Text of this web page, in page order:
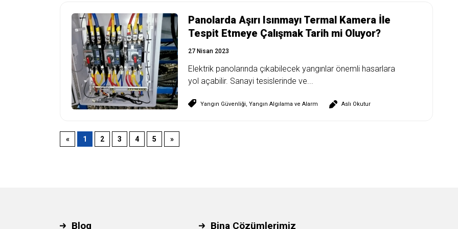
Panolarda Aşırı Isınmayı Termal Kamera İle
Tespit Etmeye Çalışmak Tarih mi Oluyor?
27 Nisan 2023
Elektrik panolarında çıkabilecek yangınlar önemli hasarlara
yol açabilir. Sanayi tesislerinde ve...
Yangın Güvenliği, Yangın Algılama ve Alarm Aslı Okutur
« 1 2 3 4 5 »
Blog Bina Çözümlerimiz